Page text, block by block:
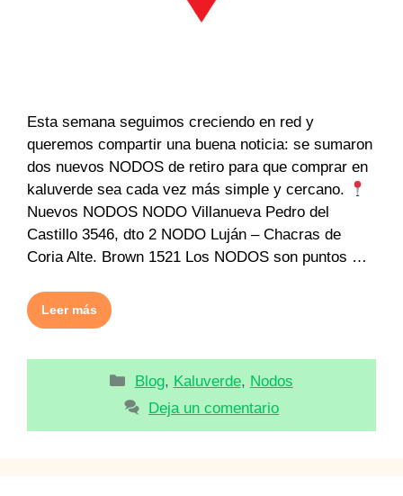
Esta semana seguimos creciendo en red y
queremos compartir una buena noticia: se sumaron
dos nuevos NODOS de retiro para que comprar en
kaluverde sea cada vez más simple y cercano.
Nuevos NODOS NODO Villanueva Pedro del
Castillo 3546, dto 2 NODO Luján – Chacras de
Coria Alte. Brown 1521 Los NODOS son puntos …
Leer más
Categorías
Blog, Kaluverde, Nodos
Deja un comentario